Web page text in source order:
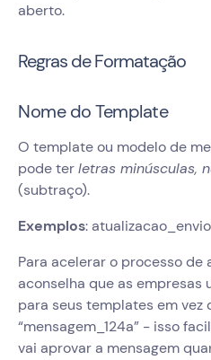
aberto.
Regras de Formatação
Nome do Template
O template ou modelo de
pode terletras minúsculas,
(subtraço).
Exemplos:
Para acelerar o processo de
aconselha que as empresas
para seus templates em vez
“mensagem_124a” - isso
vai aprovar a mensagem